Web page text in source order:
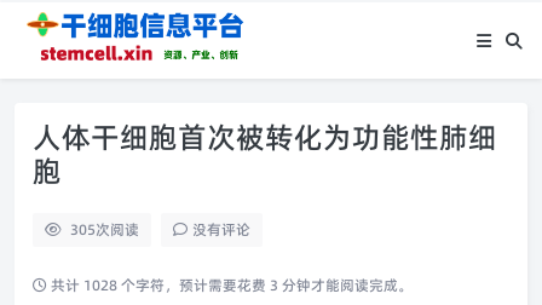
人体干细胞首次被转化为功能性肺细
胞
305次阅读 没有评论
共计 1028 个字符，预计需要花费 3 分钟才能阅读完成。